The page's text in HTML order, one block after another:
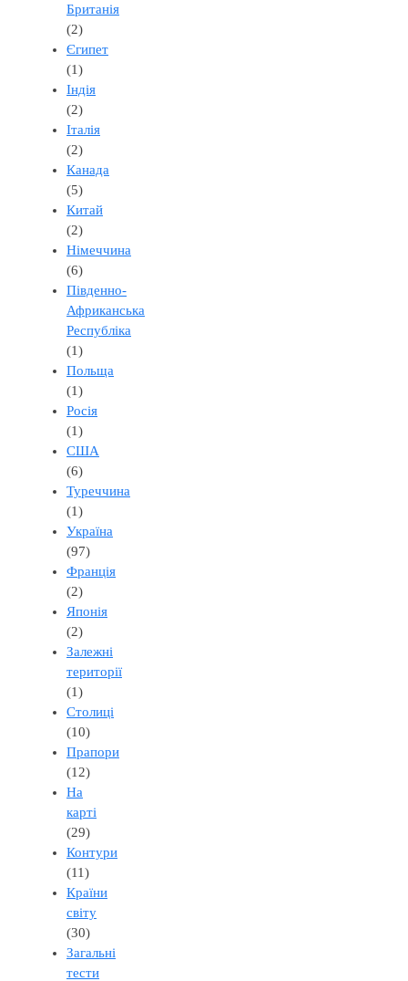
Британія
(2)
Єгипет
(1)
Індія
(2)
Італія
(2)
Канада
(5)
Китай
(2)
Німеччина
(6)
Південно-
Африканська
Республіка
(1)
Польща
(1)
Росія
(1)
США
(6)
Туреччина
(1)
Україна
(97)
Франція
(2)
Японія
(2)
Залежні
території
(1)
Столиці
(10)
Прапори
(12)
На
карті
(29)
Контури
(11)
Країни
світу
(30)
Загальні
тести